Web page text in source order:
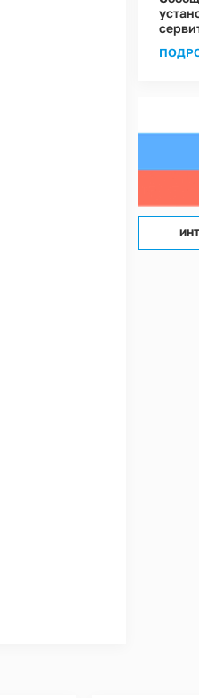
условий труда на рабочих
условий труда на рабочих